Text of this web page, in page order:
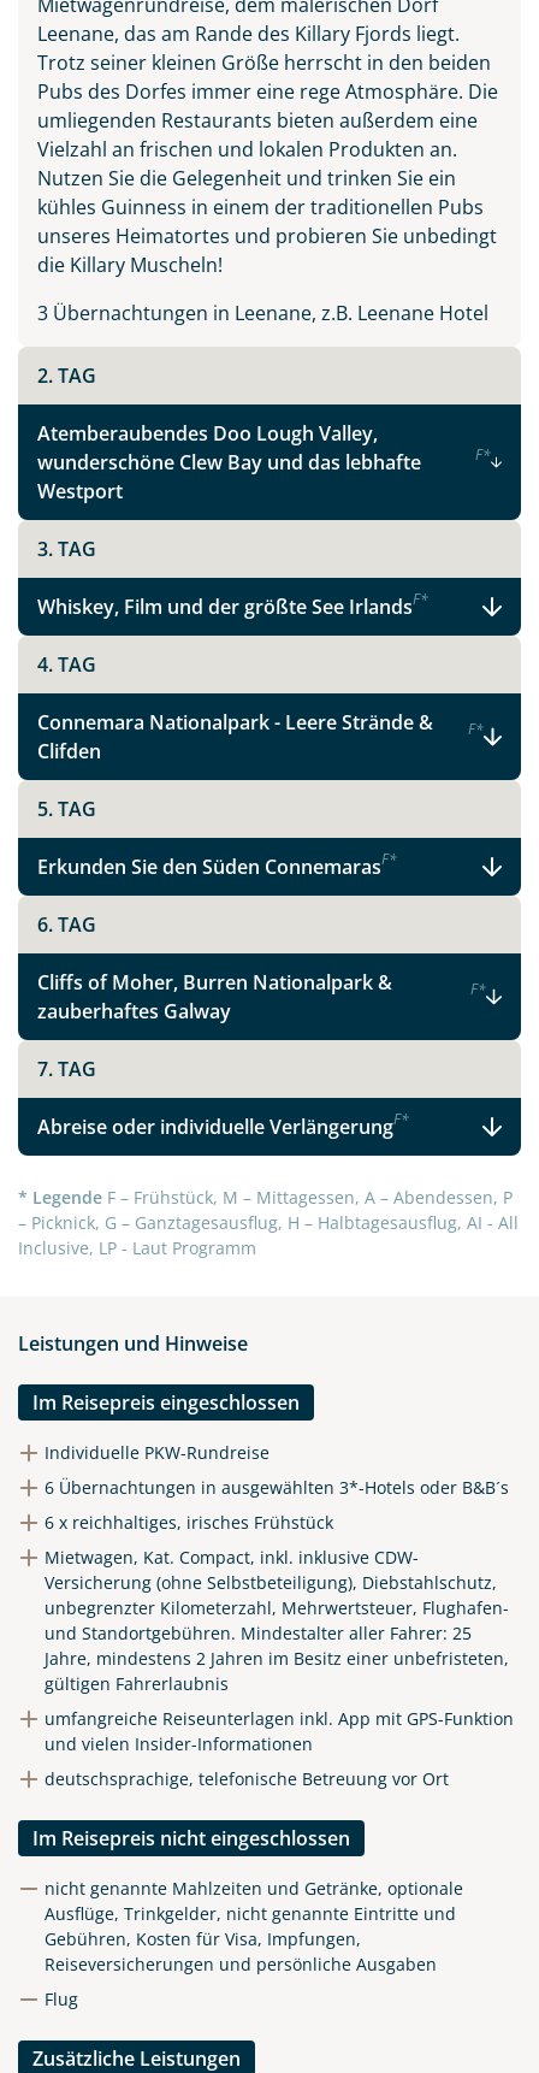
Irland - die grüne Insel
Facebook
Instagram
X
WhatsApp
per E-Mail senden
Leenane, das am Rande des Killary Fjords liegt.
Trotz seiner kleinen Größe herrscht in den beiden
Pubs des Dorfes immer eine rege Atmosphäre. Die
umliegenden Restaurants bieten außerdem eine
Vielzahl an frischen und lokalen Produkten an.
Nutzen Sie die Gelegenheit und trinken Sie ein
kühles Guinness in einem der traditionellen Pubs
unseres Heimatortes und probieren Sie unbedingt
die Killary Muscheln!
3 Übernachtungen in Leenane, z.B. Leenane Hotel
2. TAG
Atemberaubendes Doo Lough Valley,
wunderschöne Clew Bay und das lebhafte
Westport
F*
3. TAG
Whiskey, Film und der größte See IrlandsF*
4. TAG
Connemara Nationalpark - Leere Strände &
Clifden
F*
5. TAG
Erkunden Sie den Süden ConnemarasF*
6. TAG
Cliffs of Moher, Burren Nationalpark &
zauberhaftes Galway
F*
7. TAG
Abreise oder individuelle VerlängerungF*
* Legende F – Frühstück, M – Mittagessen, A – Abendessen, P
– Picknick, G – Ganztagesausflug, H – Halbtagesausflug, AI - All
Inclusive, LP - Laut Programm
Leistungen und Hinweise
Im Reisepreis eingeschlossen
Individuelle PKW-Rundreise
6 Übernachtungen in ausgewählten 3*-Hotels oder B&B´s
6 x reichhaltiges, irisches Frühstück
Mietwagen, Kat. Compact, inkl. inklusive CDW-
Versicherung (ohne Selbstbeteiligung), Diebstahlschutz,
unbegrenzter Kilometerzahl, Mehrwertsteuer, Flughafen-
und Standortgebühren. Mindestalter aller Fahrer: 25
Jahre, mindestens 2 Jahren im Besitz einer unbefristeten,
gültigen Fahrerlaubnis
umfangreiche Reiseunterlagen inkl. App mit GPS-Funktion
und vielen Insider-Informationen
deutschsprachige, telefonische Betreuung vor Ort
Im Reisepreis nicht eingeschlossen
nicht genannte Mahlzeiten und Getränke, optionale
Ausflüge, Trinkgelder, nicht genannte Eintritte und
Gebühren, Kosten für Visa, Impfungen,
Reiseversicherungen und persönliche Ausgaben
Flug
Zusätzliche Leistungen